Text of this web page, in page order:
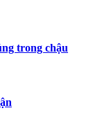
trong chậu